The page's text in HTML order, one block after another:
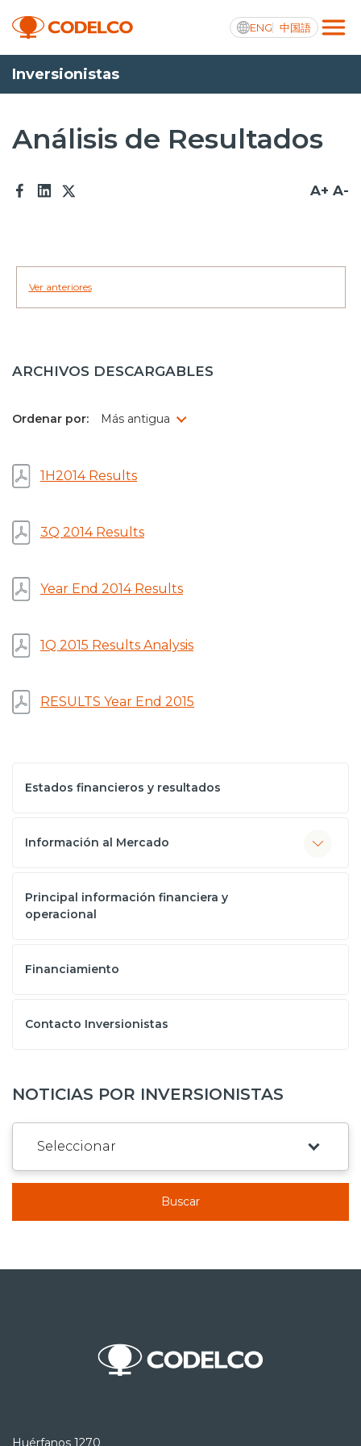
ENG 中国語
Transparencia activa
Sustentabilidad
Trabaja en Codelco
Canales de denuncia
Inversionistas
Análisis de Resultados
A+ A-
Ver anteriores
ARCHIVOS DESCARGABLES
Ordenar por:
1H2014 Results
3Q 2014 Results
Year End 2014 Results
1Q 2015 Results Analysis
RESULTS Year End 2015
Estados financieros y resultados
Información al Mercado
Principal información financiera y
operacional
Financiamiento
Contacto Inversionistas
NOTICIAS POR INVERSIONISTAS
Buscar
Huérfanos 1270